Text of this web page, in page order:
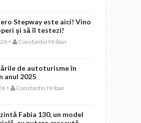
Stepway este aici! Vino
și să îl testezi!
- Constantin Hriban
de autoturisme în
anul 2025
- Constantin Hriban
Fabia 130, un model